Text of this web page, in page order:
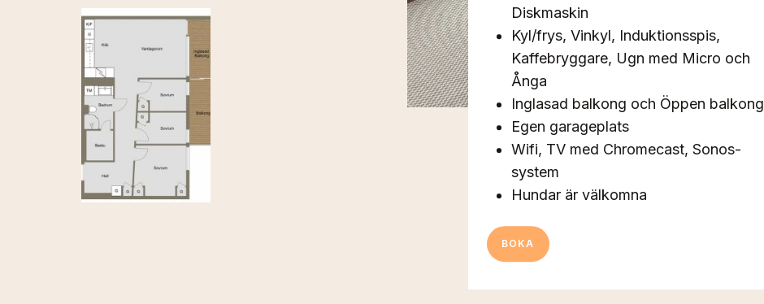
Diskmaskin
Kyl/frys, Vinkyl, Induktionsspis,
Kaffebryggare, Ugn med Micro och
Ånga
Inglasad balkong och Öppen balkong
Egen garageplats
Wifi, TV med Chromecast, Sonos-
system
Hundar är välkomna
BOKA